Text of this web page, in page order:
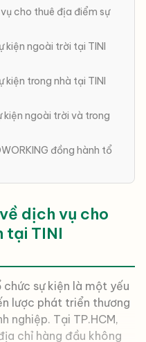
cho thuê địa điểm sự
kiện ngoài trời tại TINI
trong nhà tại TINI
kiện ngoài trời và trong
đồng hành tổ
dịch vụ cho
tại TINI
sự kiện là một yếu
lược phát triển thương
nghiệp. Tại TP.HCM,
chỉ hàng đầu không